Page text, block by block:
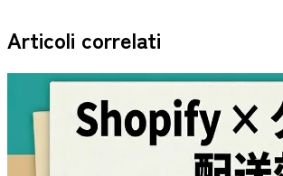
Articoli correlati